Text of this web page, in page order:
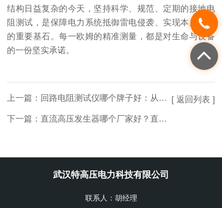
结构日益复杂的今天，坚持科学、规范、定期的接地电
阻测试，是保障电力系统抵御雷电侵袭、实现本质安全
的重要基石。每一欧姆的精准测量，都是对生命与设备
的一份坚实承诺。
上一篇： 回路电阻测试仪哪个牌子好：从武汉特高压看可靠仪器的核心要素
下一篇： 直流高压发生器哪个厂家好？直流高压发生器技术解析与选型实践参考
[ 返回列表 ]
武汉特高压电力科技有限公司
联系人：胡经理